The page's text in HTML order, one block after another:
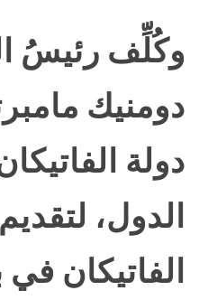
وكُلِّف رئيسُ
دومنيك
دولة
الدول،
الفاتيكان